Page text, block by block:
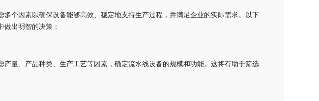
多个因素以确保设备能够高效、稳定地支持生产过程，并满足企业的实际需求。以下
出明智的决策：
产量、产品种类、生产工艺等因素，确定流水线设备的规模和功能。这将有助于筛选